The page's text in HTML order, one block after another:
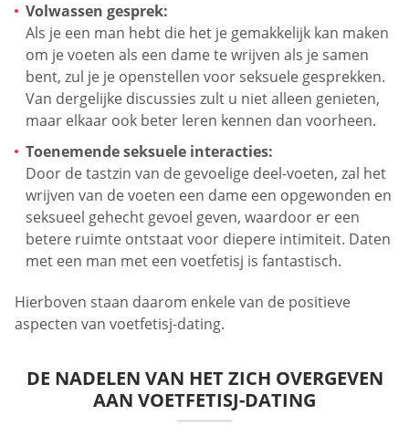
Volwassen gesprek:
Als je een man hebt die het je gemakkelijk kan maken
om je voeten als een dame te wrijven als je samen
bent, zul je je openstellen voor seksuele gesprekken.
Van dergelijke discussies zult u niet alleen genieten,
maar elkaar ook beter leren kennen dan voorheen.
Toenemende seksuele interacties:
Door de tastzin van de gevoelige deel-voeten, zal het
wrijven van de voeten een dame een opgewonden en
seksueel gehecht gevoel geven, waardoor er een
betere ruimte ontstaat voor diepere intimiteit. Daten
met een man met een voetfetisj is fantastisch.
Hierboven staan daarom enkele van de positieve
aspecten van voetfetisj-dating.
DE NADELEN VAN HET ZICH OVERGEVEN
AAN VOETFETISJ-DATING